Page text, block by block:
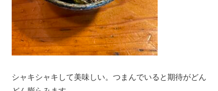
シャキシャキして美味しい。つまんでいると期待がどん